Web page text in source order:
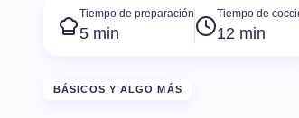
Tiempo de preparación
5 min
Tiempo de
12 min
BÁSICOS Y ALGO MÁS